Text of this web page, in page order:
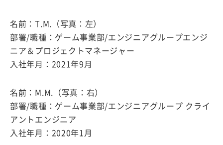
名前：T.M.（写真：左）
部署/職種：ゲーム事業部/エンジニアグループエンジ
ニア＆プロジェクトマネージャー
入社年月：2021年9月
名前：M.M.（写真：右）
部署/職種：ゲーム事業部/エンジニアグループ クライ
アントエンジニア
入社年月：2020年1月